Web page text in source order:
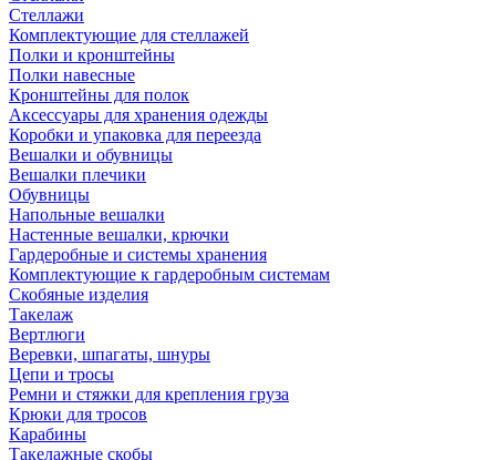
Стеллажи
Комплектующие для стеллажей
Полки и кронштейны
Полки навесные
Кронштейны для полок
Аксессуары для хранения одежды
Коробки и упаковка для переезда
Вешалки и обувницы
Вешалки плечики
Обувницы
Напольные вешалки
Настенные вешалки, крючки
Гардеробные и системы хранения
Комплектующие к гардеробным системам
Скобяные изделия
Такелаж
Вертлюги
Веревки, шпагаты, шнуры
Цепи и тросы
Ремни и стяжки для крепления груза
Крюки для тросов
Карабины
Такелажные скобы